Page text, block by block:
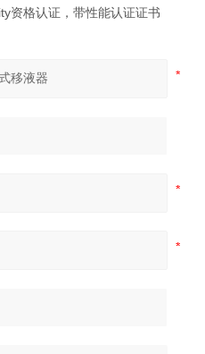
资格认证，带性能认证证书